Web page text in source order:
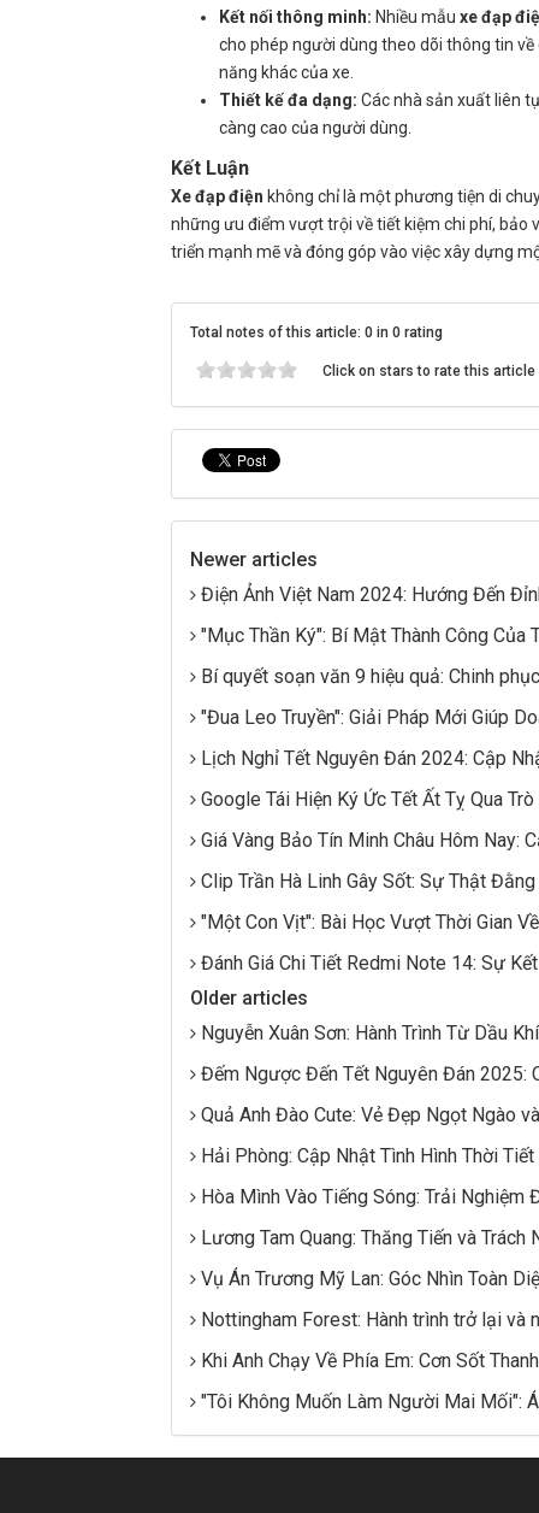
Kết nối thông minh: Nhiều mẫu xe đạp
cho phép người dùng theo dõi thông tin
năng khác của xe.
Thiết kế đa dạng: Các nhà sản xuất liên
càng cao của người dùng.
Kết Luận
Xe đạp điện không chỉ là một phương tiện di
những ưu điểm vượt trội về tiết kiệm chi phí, bảo
triển mạnh mẽ và đóng góp vào việc xây dựng
Total notes of this article: 0 in 0 rating
Click on stars to rate this article
Newer articles
Điện Ảnh Việt Nam 2024: Hướng Đến
"Mục Thần Ký": Bí Mật Thành Công Của
Bí quyết soạn văn 9 hiệu quả: Chinh
"Đua Leo Truyền": Giải Pháp Mới Giúp
Lịch Nghỉ Tết Nguyên Đán 2024: Cập
Google Tái Hiện Ký Ức Tết Ất Tỵ Qua
Giá Vàng Bảo Tín Minh Châu Hôm Nay:
Clip Trần Hà Linh Gây Sốt: Sự Thật
"Một Con Vịt": Bài Học Vượt Thời Gian
Đánh Giá Chi Tiết Redmi Note 14: Sự
Older articles
Nguyễn Xuân Sơn: Hành Trình Từ Dầu
Đếm Ngược Đến Tết Nguyên Đán 2025:
Quả Anh Đào Cute: Vẻ Đẹp Ngọt Ngào
Hải Phòng: Cập Nhật Tình Hình Thời
Hòa Mình Vào Tiếng Sóng: Trải Nghiệm
Lương Tam Quang: Thăng Tiến và
Vụ Án Trương Mỹ Lan: Góc Nhìn Toàn
Nottingham Forest: Hành trình trở lại và
Khi Anh Chạy Về Phía Em: Cơn Sốt
"Tôi Không Muốn Làm Người Mai Mối":